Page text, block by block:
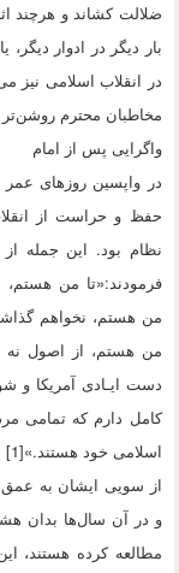
ضلالت کشاند و هرچند
بار دیگر در ادوار
در انقلاب اسلامی نیز
مخاطبان محترم
واگرایی پس از امام
در واپسین روزهای
حفظ و حراست از
نظام بود. این جمله
فرمودند:«تا من
من هستم، نخواهم
من هستم، از اصول نه
دست ایـادی آمریکا و
کامل دارم که تمامی
اسلامی خود هستند.»[1]
از سویی ایشان به عمق
و در آن سال‌ها بدان
مطالعه کرده هستند،